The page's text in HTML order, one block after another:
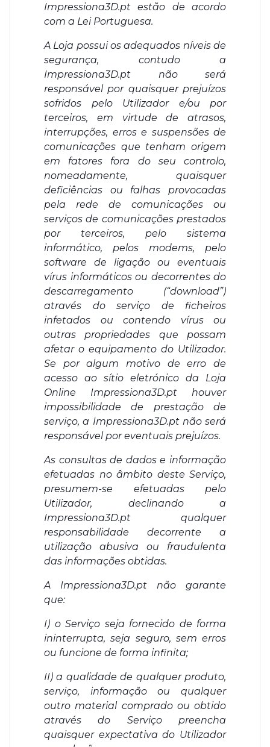
Impressiona3D.pt estão de acordo
com a Lei Portuguesa.
A Loja possui os adequados níveis de
segurança, contudo a
Impressiona3D.pt não será
responsável por quaisquer prejuízos
sofridos pelo Utilizador e/ou por
terceiros, em virtude de atrasos,
interrupções, erros e suspensões de
comunicações que tenham origem
em fatores fora do seu controlo,
nomeadamente, quaisquer
deficiências ou falhas provocadas
pela rede de comunicações ou
serviços de comunicações prestados
por terceiros, pelo sistema
informático, pelos modems, pelo
software de ligação ou eventuais
vírus informáticos ou decorrentes do
descarregamento (“download”)
através do serviço de ficheiros
infetados ou contendo vírus ou
outras propriedades que possam
afetar o equipamento do Utilizador.
Se por algum motivo de erro de
acesso ao sítio eletrónico da Loja
Online Impressiona3D.pt houver
impossibilidade de prestação de
serviço, a Impressiona3D.pt não será
responsável por eventuais prejuízos.
As consultas de dados e informação
efetuadas no âmbito deste Serviço,
presumem-se efetuadas pelo
Utilizador, declinando a
Impressiona3D.pt qualquer
responsabilidade decorrente a
utilização abusiva ou fraudulenta
das informações obtidas.
A Impressiona3D.pt não garante
que:
I) o Serviço seja fornecido de forma
ininterrupta, seja seguro, sem erros
ou funcione de forma infinita;
II) a qualidade de qualquer produto,
serviço, informação ou qualquer
outro material comprado ou obtido
através do Serviço preencha
quaisquer expectativa do Utilizador